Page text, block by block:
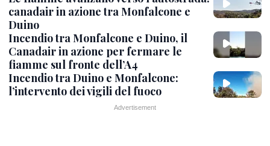
canadair in azione tra Monfalcone e
Duino
Incendio tra Monfalcone e Duino, il
Canadair in azione per fermare le
fiamme sul fronte dell’A4
Incendio tra Duino e Monfalcone:
l’intervento dei vigili del fuoco